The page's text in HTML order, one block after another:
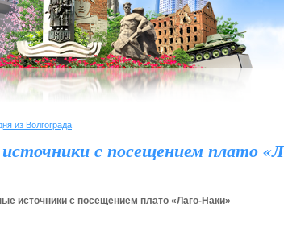
из Волгограда
с посещением плато
источники с посещением плато «Лаго-Наки»